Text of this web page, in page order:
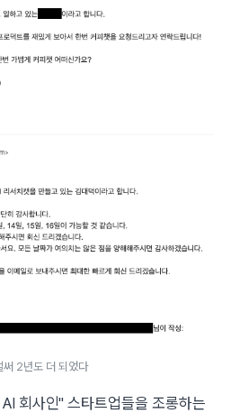
써 2년도 더 되었다
회사인" 스타트업들을 조롱하는